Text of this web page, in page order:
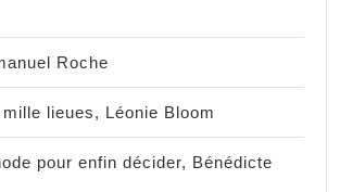
Roche
lieues, Léonie Bloom
pour enfin décider, Bénédicte